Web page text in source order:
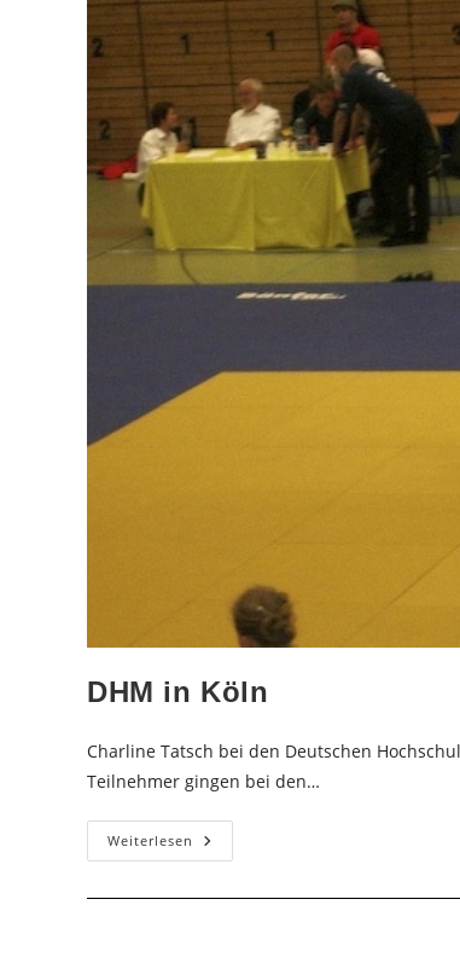
DHM in Köln
Charline Tatsch bei den Deutschen
Teilnehmer gingen bei den…
Weiterlesen DHM
In